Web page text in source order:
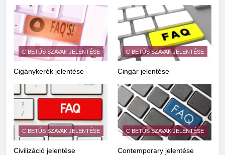
C BETŰS SZAVAK JELENTÉSE
Cigánykerék jelentése
C BETŰS SZAVAK JELENTÉSE
Cingár jelentése
C BETŰS SZAVAK JELENTÉSE
Civilizáció jelentése
C BETŰS SZAVAK JELENTÉSE
Contemporary jelentése